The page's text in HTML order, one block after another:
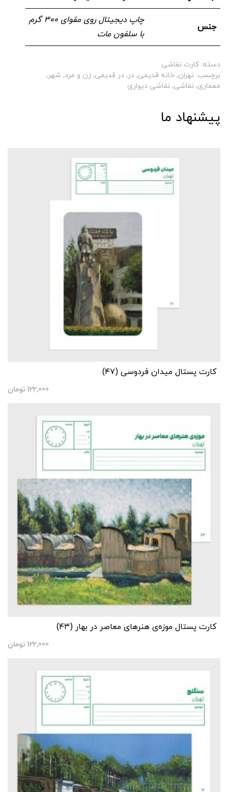
جنس
چاپ دیجیتال روی مقوای ۳۰۰ گرم
با سلفون مات
دسته:کارت نقاشی
برچسب: تهران, خانه قدیمی, در, در قدیمی, زن و مرد, شهر ,
معماری, نقاشی, نقاشی دیواری
پیشنهاد ما
کارت پستال میدان فردوسی (۴۷)
122,000 تومان
کارت پستال موزه‌‌ی هنرهای معاصر در بهار (۴۳)
122,000 تومان